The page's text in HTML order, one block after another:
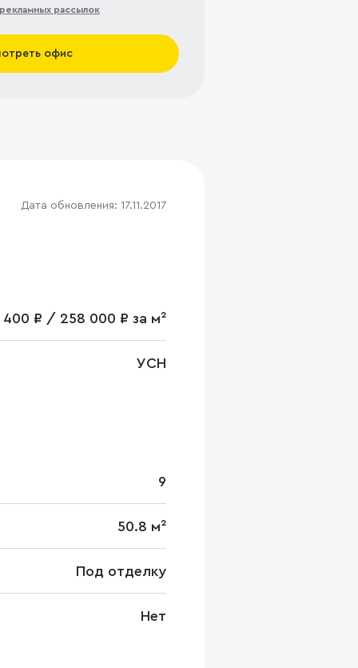
рекламных рассылок
офис
Дата обновления: 17.11.2017
400 ₽ / 258 000 ₽ за м²
УСН
9
50.8 м²
Под отделку
Нет